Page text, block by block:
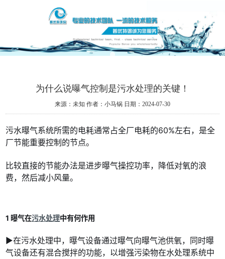
为什么说曝气控制是污水处理的关键！
来源：未知 作者：小马锅 日期：2024-07-30
污水曝气系统所需的电耗通常占全厂电耗的60%左右，是全
厂节能重要控制的节点。
比较直接的节能办法是进步曝气操控功率，降低对氧的浪
费，然后减小风量。
1 曝气在污水处理中有何作用
▶在污水处理中，曝气设备通过曝气向曝气池供氧，同时曝
气设备还有混合搅拌的功能，以增强污染物在水处理系统中